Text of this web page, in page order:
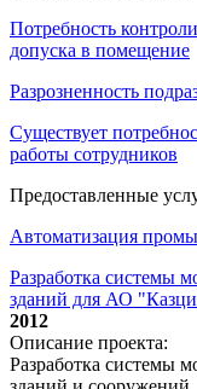
Потребность
допуска в помещение
Разрозненность
Существует
работы сотрудников
Предоставленные
Автоматизация
Разработка системы
зданий для АО
2012
Описание проекта:
Разработка системы